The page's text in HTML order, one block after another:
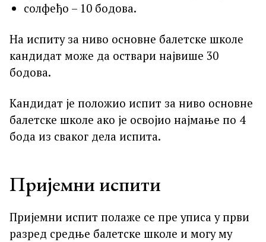
солфеђо – 10 бодова.
На испиту за ниво основне балетске школе
кандидат може да оствари највише 30
бодова.
Кандидат је положио испит за ниво основне
балетске школе ако је освојио најмање по 4
бода из сваког дела испита.
Пријемни испити
Пријемни испит полаже се пре уписа у први
разред средње балетске школе и могу му